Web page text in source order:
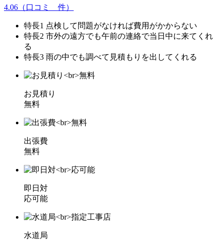
4.06 （口コミ 件）
特長1 点検して問題がなければ費用がかからない
特長2 市外の遠方でも午前の連絡で当日中に来てくれ
る
特長3 雨の中でも調べて見積もりを出してくれる
お見積り
無料
出張費
無料
即日対
応可能
水道局